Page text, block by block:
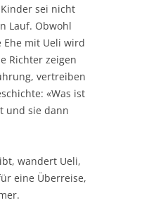
sei nicht
Lauf. Obwohl
Ehe mit Ueli wird
Richter zeigen
vertreiben
«Was ist
und sie dann
wandert Ueli,
eine Überreise,